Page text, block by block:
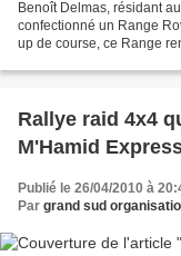
Benoît Delmas, résidant
confectionné un Range
up de course, ce Range
Rallye raid 4x4
M'Hamid
Publié le 26/04/2010 à
Par grand sud